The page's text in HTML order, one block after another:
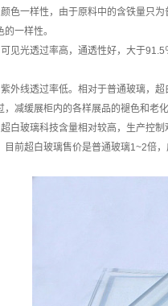
色一样性，由于原料中的含铁量只
一样性。
见光透过率高，通透性好，大于
外线透过率低。相对于普通玻璃，
，减缓展柜内的各样展品的褪色和老
白玻璃科技含量相对较高，生产控
目前超白玻璃售价是普通玻璃1~2倍